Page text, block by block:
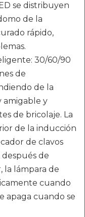
se distribuyen
de la
rápido,
30/60/90
de
de la
amigable y
de bricolaje. La
de la inducción
de clavos
de
lámpara de
cuando
apaga cuando se